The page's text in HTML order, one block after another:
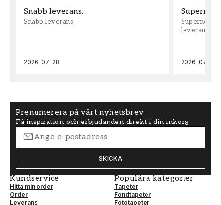
Snabb leverans.
Snabb leverans.
2026-07-28
leveran,
2026-07-22
Prenumerera på vårt nyhetsbrev
Få inspiration och erbjudanden direkt i din inkorg
SKICKA
Kundservice
Hitta min order
Order
Leverans
Populära kategorier
Tapeter
Fondtapeter
Fototapeter